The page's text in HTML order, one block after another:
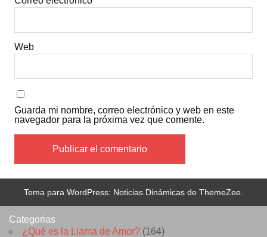
Web
Guarda mi nombre, correo electrónico y web en este
navegador para la próxima vez que comente.
Tema para WordPress: Noticias Dinámicas de ThemeZee.
Categorias
¿Qué es la Llama de Amor? (164)